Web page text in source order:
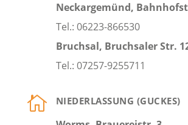
Neckargemünd,
Tel.: 06223-866530
Bruchsal, Bruchsaler Str.
Tel.: 07257-9255711
 NIEDERLASSUNG (GUCKES)